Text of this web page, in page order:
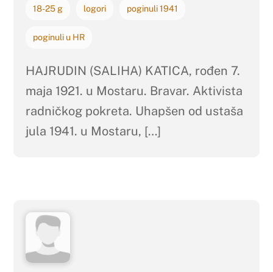
18-25 g logori poginuli 1941
poginuli u HR
HAJRUDIN (SALIHA) KATICA, rođen 7.
maja 1921. u Mostaru. Bravar. Aktivista
radničkog pokreta. Uhapšen od ustaša
jula 1941. u Mostaru, […]